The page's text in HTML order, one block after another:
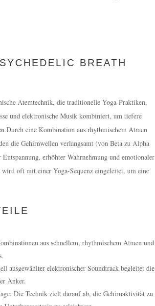
BREATH
Atemtechnik, die traditionelle Yoga-Praktiken,
und elektronische Musik kombiniert, um tiefere
eine Kombination aus rhythmischem Atmen
die Gehirnwellen verlangsamt (von Beta zu Alpha
erhöhter Wahrnehmung und emotionaler
oft mit einer Yoga-Sequenz eingeleitet, um eine
aus schnellem, rhythmischem Atmen und
ausgewählter elektronischer Soundtrack begleitet die
Anker.
Die Technik zielt darauf ab, die Gehirnaktivität zu